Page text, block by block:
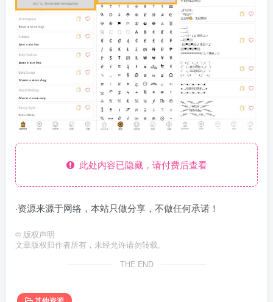
此处内容已隐藏，请付费后查看
·资源来源于网络，本站只做分享，不做任何承诺！
© 版权声明
文章版权归作者所有，未经允许请勿转载。
THE END